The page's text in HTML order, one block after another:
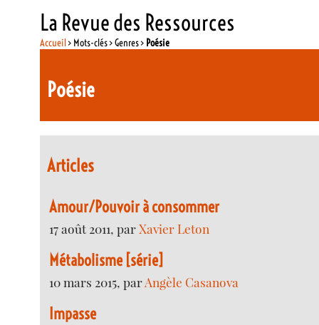
La Revue des Ressources
Accueil> Mots-clés > Genres > Poésie
Poésie
Articles
Amour/Pouvoir à consommer
17 août 2011, parXavier Leton
Métabolisme [série]
10 mars 2015, parAngèle Casanova
Impasse